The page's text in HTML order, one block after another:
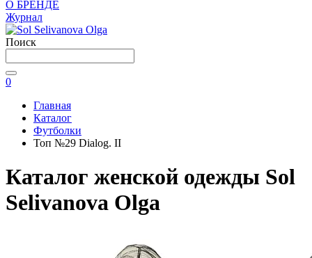
О БРЕНДЕ
Журнал
Поиск
0
Главная
Каталог
Футболки
Топ №29 Dialog. II
Каталог женской одежды Sol
Selivanova Olga